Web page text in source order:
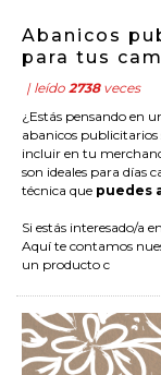
Abanicos
para tus
| leído 2738veces
¿Estás pensando en
abanicos
incluir en tu
son ideales para días
técnica que puedes
Si estás interesado/a
Aquí te contamos
un producto c